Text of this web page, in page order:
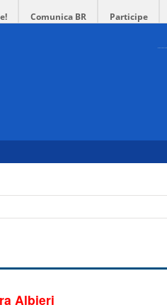
Comunica BR Participe
Albieri